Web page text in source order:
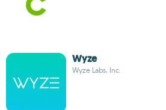
Wyze
Wyze Labs, Inc.